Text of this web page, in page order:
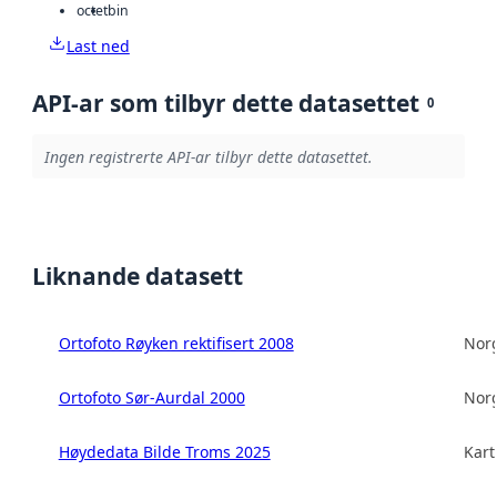
octetbin
Last ned
API-ar som tilbyr dette datasettet 0
Ingen registrerte API-ar tilbyr dette datasettet.
Liknande datasett
Ortofoto Røyken rektifisert 2008
Ortofoto Sør-Aurdal 2000
Høydedata Bilde Troms 2025